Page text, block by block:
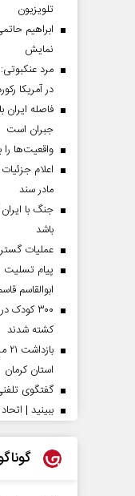
تلویزیون
ابراهیم
نمایش
در آمریکا
فاصله
جبران است
واقعیت‌ها
مادر سند
جنگ با
باشد
عملیات
پیام تسلیت
ابوالقاسم
۳۰۰
کشته شدند
استان کرمان
گفتگوی
ببینید |